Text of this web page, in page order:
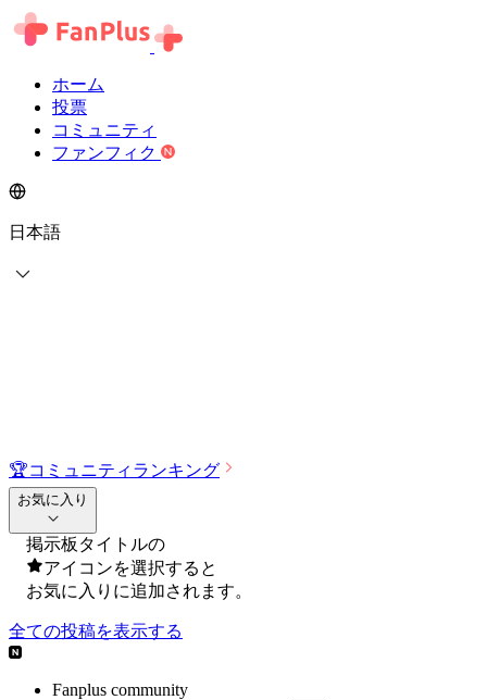
ホーム
投票
コミュニティ
ファンフィク
日本語
🏆コミュニティランキング
お気に入り
掲示板タイトルの
アイコンを選択すると
お気に入りに追加されます。
全ての投稿を表示する
Fanplus community